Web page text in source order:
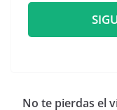
​No te pierdas el